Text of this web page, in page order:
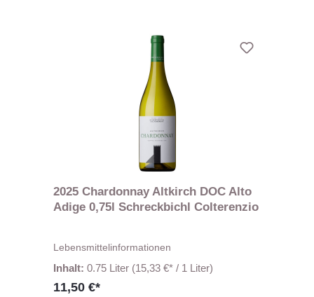
2025 Chardonnay Altkirch DOC Alto
Adige 0,75l Schreckbichl Colterenzio
Lebensmittelinformationen
Inhalt: 0.75 Liter (15,33 €* / 1 Liter)
11,50 €*